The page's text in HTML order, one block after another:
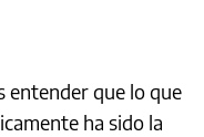
entender que lo que
ha sido la